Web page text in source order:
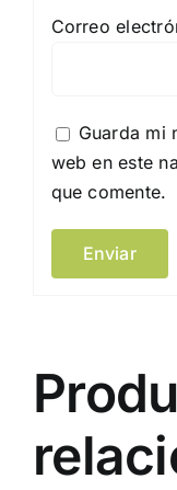
Correo
Guarda mi
web en este
que comente.